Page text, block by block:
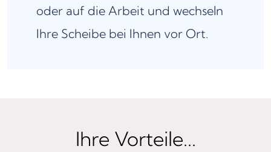
oder auf die Arbeit und wechseln
Ihre Scheibe bei Ihnen vor Ort.
Ihre Vorteile...